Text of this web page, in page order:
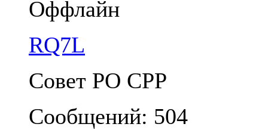
Оффлайн
RQ7L
Совет РО СРР
Сообщений: 504